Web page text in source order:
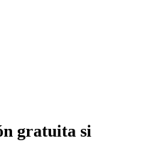
gratuita si